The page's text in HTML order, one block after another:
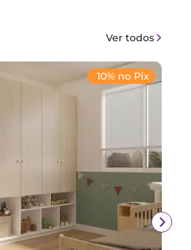
Ver todos
10% no Pix